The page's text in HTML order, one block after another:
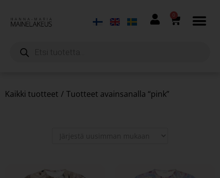
0
Kaikki tuotteet / Tuotteet avainsanalla “pink”